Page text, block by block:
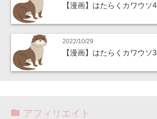
【漫画】はたらくカワウソ4
2022/10/29
【漫画】はたらくカワウソ3
アフィリエイト